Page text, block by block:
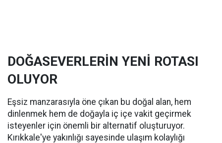
DOĞASEVERLERİN YENİ ROTASI
OLUYOR
Eşsiz manzarasıyla öne çıkan bu doğal alan, hem
dinlenmek hem de doğayla iç içe vakit geçirmek
isteyenler için önemli bir alternatif oluşturuyor.
Kırıkkale'ye yakınlığı sayesinde ulaşım kolaylığı